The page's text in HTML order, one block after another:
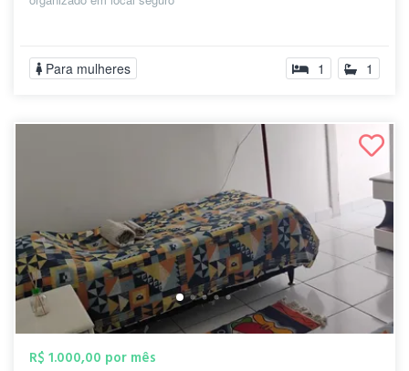
Para mulheres 1 1
R$ 1.000,00 por mês